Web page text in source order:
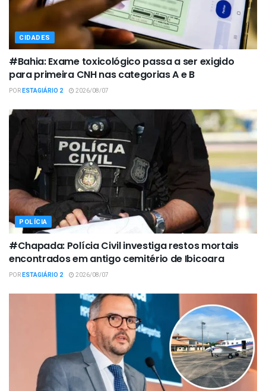
CIDADES
#Bahia: Exame toxicológico passa a ser exigido
para primeira CNH nas categorias A e B
PORESTAGIÁRIO 2 2026/08/07
POLÍCIA
#Chapada: Polícia Civil investiga restos mortais
encontrados em antigo cemitério de Ibicoara
PORESTAGIÁRIO 2 2026/08/07